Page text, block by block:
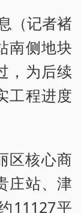
（记者褚
南侧地块
，为后续
工程进度
区核心商
庄站、津
11127平